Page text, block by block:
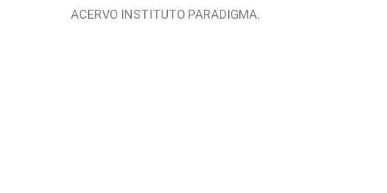
ACERVO INSTITUTO PARADIGMA.